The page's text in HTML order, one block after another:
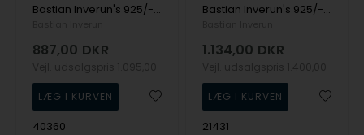
Bastian Inverun's 925/- Vedhæng mat, blå topas 0,10ct
887,00 DKR
40360
Bastian Inverun's 925/- Vedhæng, rho blank topas London Blue 1.2ct
1.134,00 DKR
21431